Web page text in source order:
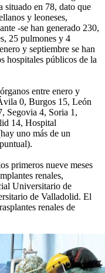
situado en 78, dato que
y leoneses,
-se han generado 230,
25 pulmones y 4
y septiembre se han
hospitales públicos de la
entre enero y
0, Burgos 15, León
Segovia 4, Soria 1,
14, Hospital
uno más de un
primeros nueve meses
renales,
Universitario de
de Valladolid. El
renales de